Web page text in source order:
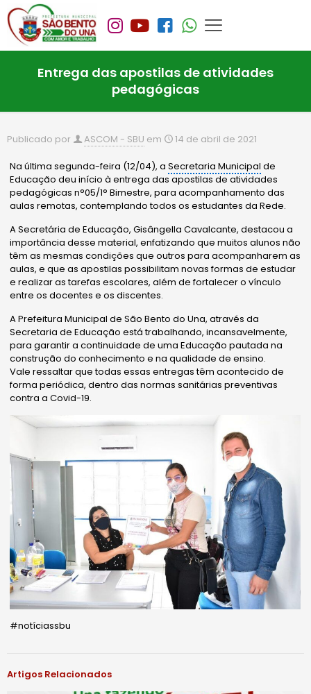
Entrega das apostilas de atividades
pedagógicas
Publicado por ASCOM - SBU em 14 de abril de 2021
Na última segunda-feira (12/04), aSecretaria Municipal de
Educação deu início à entrega das apostilas de atividades
pedagógicas n°05/1° Bimestre, para acompanhamento das
aulas remotas, contemplando todos os estudantes da Rede.
A Secretária de Educação, Gisângella Cavalcante, destacou a
importância desse material, enfatizando que muitos alunos não
têm as mesmas condições que outros para acompanharem as
aulas, e que as apostilas possibilitam novas formas de estudar
e realizar as tarefas escolares, além de fortalecer o vínculo
entre os docentes e os discentes.
A Prefeitura Municipal de São Bento do Una, através da
Secretaria de Educação está trabalhando, incansavelmente,
para garantir a continuidade de uma Educação pautada na
construção do conhecimento e na qualidade de ensino.
Vale ressaltar que todas essas entregas têm acontecido de
forma periódica, dentro das normas sanitárias preventivas
contra a Covid-19.
#notíciassbu
Artigos Relacionados